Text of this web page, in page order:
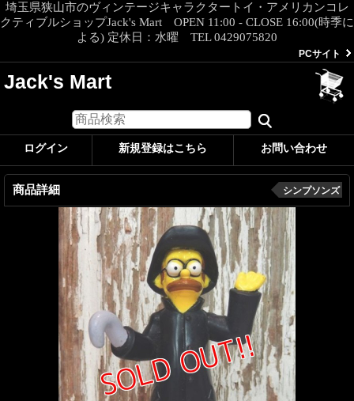
埼玉県狭山市のヴィンテージキャラクタートイ・アメリカンコレ
クティブルショップJack's Mart OPEN 11:00 - CLOSE 16:00(時季に
よる) 定休日：水曜 TEL 0429075820
PCサイト
Jack's Mart
ログイン 新規登録はこちら お問い合わせ
商品詳細 シンプソンズ